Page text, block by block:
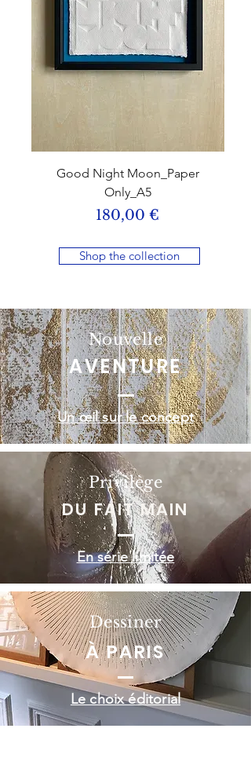
Good Night Moon_Paper
Only_A5
Prix
180,00 €
Shop the collection
Nouvelle
AVENTURE
Un œil sur le concept
Privilège
DU FAIT MAIN
En série limitée
Dessiner
À PARIS
Le choix éditorial